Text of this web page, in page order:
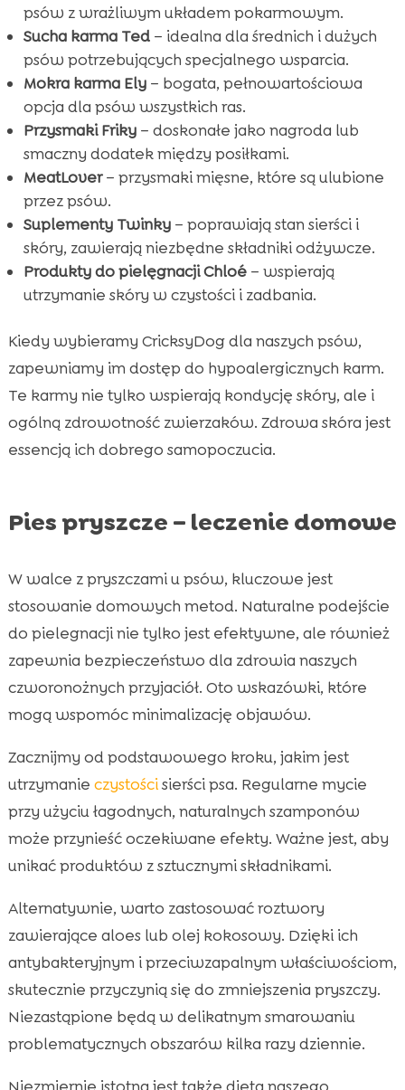
psów z wrażliwym układem pokarmowym.
Sucha karma Ted– idealna dla średnich i dużych
psów potrzebujących specjalnego wsparcia.
Mokra karma Ely– bogata, pełnowartościowa
opcja dla psów wszystkich ras.
Przysmaki Friky– doskonałe jako nagroda lub
smaczny dodatek między posiłkami.
MeatLover– przysmaki mięsne, które są ulubione
przez psów.
Suplementy Twinky– poprawiają stan sierści i
skóry, zawierają niezbędne składniki odżywcze.
Produkty do pielęgnacji Chloé– wspierają
utrzymanie skóry w czystości i zadbania.
Kiedy wybieramy CricksyDog dla naszych psów,
zapewniamy im dostęp do hypoalergicznych karm.
Te karmy nie tylko wspierają kondycję skóry, ale i
ogólną zdrowotność zwierzaków. Zdrowa skóra jest
essencją ich dobrego samopoczucia.
Pies pryszcze – leczenie domowe
W walce z pryszczami u psów, kluczowe jest
stosowanie domowych metod. Naturalne podejście
do pielegnacji nie tylko jest efektywne, ale również
zapewnia bezpieczeństwo dla zdrowia naszych
czworonożnych przyjaciół. Oto wskazówki, które
mogą wspomóc minimalizację objawów.
Zacznijmy od podstawowego kroku, jakim jest
utrzymanie czystościsierści psa. Regularne mycie
przy użyciu łagodnych, naturalnych szamponów
może przynieść oczekiwane efekty. Ważne jest, aby
unikać produktów z sztucznymi składnikami.
Alternatywnie, warto zastosować roztwory
zawierające aloes lub olej kokosowy. Dzięki ich
antybakteryjnym i przeciwzapalnym właściwościom,
skutecznie przyczynią się do zmniejszenia pryszczy.
Niezastąpione będą w delikatnym smarowaniu
problematycznych obszarów kilka razy dziennie.